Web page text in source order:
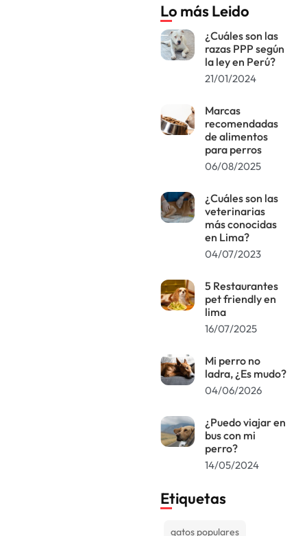
Lo más Leido
¿Cuáles son las
razas PPP según
la ley en Perú?
21/01/2024
Marcas
recomendadas
de alimentos
para perros
06/08/2025
¿Cuáles son las
veterinarias
más conocidas
en Lima?
04/07/2023
5 Restaurantes
pet friendly en
lima
16/07/2025
Mi perro no
ladra, ¿Es mudo?
04/06/2026
¿Puedo viajar en
bus con mi
perro?
14/05/2024
Etiquetas
gatos populares